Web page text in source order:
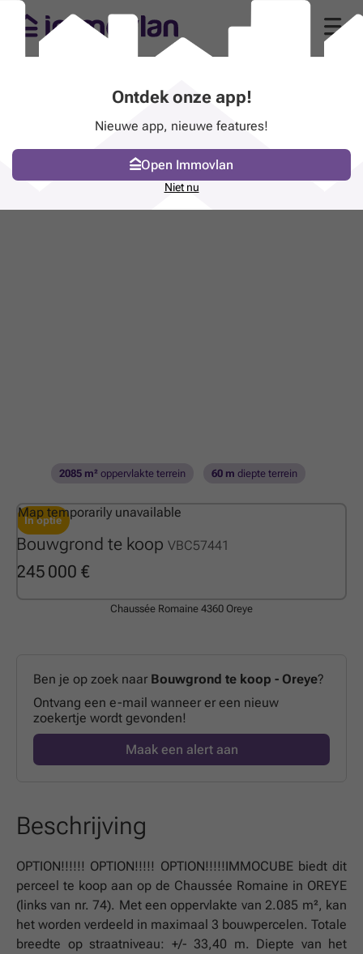
Bouwgrond te koop VBC57441
In optie
245 000 €
2085 m² oppervlakte terrein 60 m diepte terrein
Map temporarily unavailable
Chaussée Romaine 4360 Oreye
Ben je op zoek naar Bouwgrond te koop - Oreye?
Ontvang een e-mail wanneer er een nieuw
zoekertje wordt gevonden!
Maak een alert aan
Beschrijving
OPTION!!!!!! OPTION!!!!! OPTION!!!!!IMMOCUBE biedt dit
perceel te koop aan op de Chaussée Romaine in OREYE
(links van nr. 74). Met een oppervlakte van 2.085 m², kan
het worden verdeeld in maximaal 3 bouwpercelen. Totale
breedte op straatniveau: +/- 33,40 m. Diepte van het
Ontdek onze app!
Nieuwe app, nieuwe features!
Open Immovlan
Niet nu